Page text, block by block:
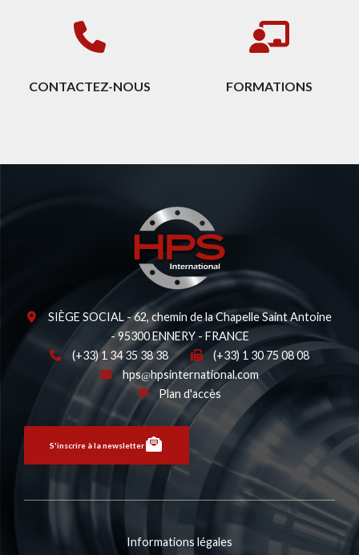
CONTACTEZ-NOUS FORMATIONS
SIÈGE SOCIAL - 62, chemin de la Chapelle Saint Antoine
- 95300 ENNERY - FRANCE
(+33) 1 34 35 38 38
(+33) 1 30 75 08 08
hps
hpsinternational.com
Plan d'accès
S'inscrire à la newsletter
Informations légales